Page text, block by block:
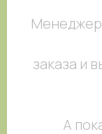
Менеджер
заказа и
А